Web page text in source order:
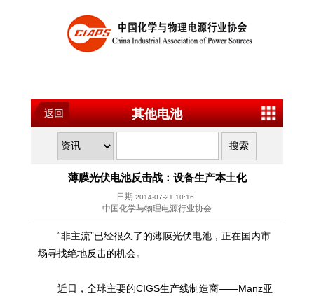
返回 其他电池
薄膜光伏电池反击战：设备生产本土化
日期:2014-07-21 10:16
中国化学与物理电源行业协会
“非主流”已经很久了的薄膜光伏电池，正在国内市
场寻找绝地反击的机会。
近日，全球主要的CIGS生产线制造商——Manz亚